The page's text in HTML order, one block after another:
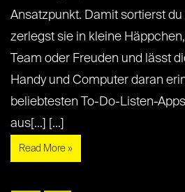
Ansatzpunkt. Damit sortierst
zerlegst sie in kleine
Team oder Freuden und lässt
Handy und Computer daran
beliebtesten To-Do-Listen-
aus[...] [...]
Read More »